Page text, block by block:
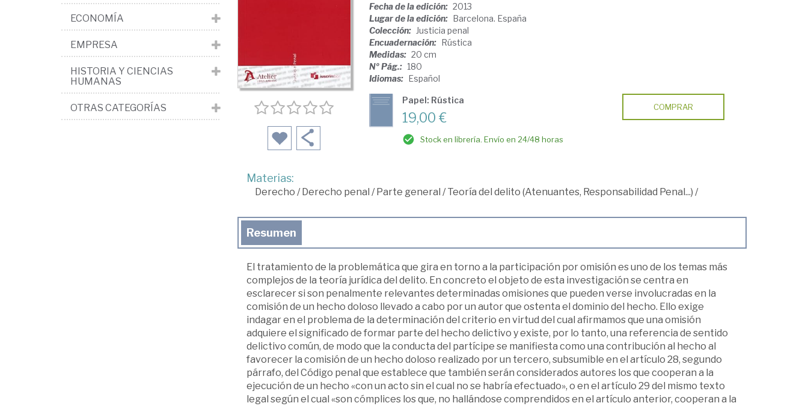
Fecha de la edición: 2013
Lugar de la edición: Barcelona. España
Colección: Justicia penal
Encuadernación: Rústica
Medidas: 20 cm
Nº Pág.: 180
Idiomas: Español
Papel: Rústica
19,00 €
Stock en librería. Envío en 24/48 horas
COMPRAR
Materias:
Derecho /Derecho penal /Parte general /Teoría del delito (Atenuantes, Responsabilidad Penal...) /
Resumen
El tratamiento de la problemática que gira en torno a la participación por omisión es uno de los temas más
complejos de la teoría jurídica del delito. En concreto el objeto de esta investigación se centra en
esclarecer si son penalmente relevantes determinadas omisiones que pueden verse involucradas en la
comisión de un hecho doloso llevado a cabo por un autor que ostenta el dominio del hecho. Ello exige
indagar en el problema de la determinación del criterio en virtud del cual afirmamos que una omisión
adquiere el significado de formar parte del hecho delictivo y existe, por lo tanto, una referencia de sentido
delictivo común, de modo que la conducta del partícipe se manifiesta como una contribución al hecho al
favorecer la comisión de un hecho doloso realizado por un tercero, subsumible en el artículo 28, segundo
párrafo, del Código penal que establece que también serán considerados autores los que cooperan a la
ejecución de un hecho «con un acto sin el cual no se habría efectuado», o en el artículo 29 del mismo texto
legal según el cual «son cómplices los que, no hallándose comprendidos en el artículo anterior, cooperan a la
ECONOMÍA
EMPRESA
HISTORIA Y CIENCIAS
HUMANAS
OTRAS CATEGORÍAS